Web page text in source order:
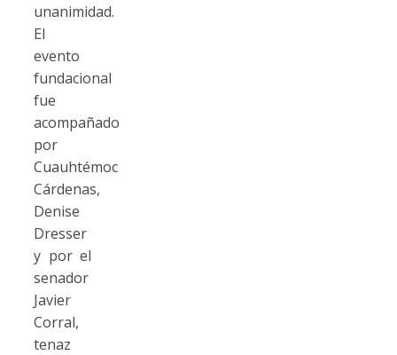
unanimidad.
El
evento
fundacional
fue
acompañado
por
Cuauhtémoc
Cárdenas,
Denise
Dresser
y por el
senador
Javier
Corral,
tenaz